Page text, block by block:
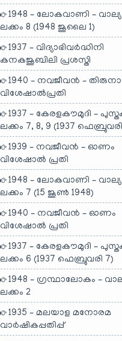
1948 – ലോകവാണി –
ലക്കം 8 (1948 ജൂലൈ 1)
1937 – വിദ്യാഭിവർദ്ധിനി
കനകജൂബിലി പ്രശസ്തി
1940 – നവജീവൻ –
വിശേഷാൽപ്രതി
1937 – കേരളകൗമുദി –
ലക്കം 7, 8, 9 (1937
1939 – നവജീവൻ – ഓണം
വിശേഷാൽ പ്രതി
1948 – ലോകവാണി –
ലക്കം 7 (15 ജൂൺ 1948)
1940 – നവജീവൻ – ഓണം
വിശേഷാൽ പ്രതി
1937 – കേരളകൗമുദി –
ലക്കം 6 (1937 ഫെബ്രുവരി 7)
1948 – ഗ്രന്ഥാലോകം –
ലക്കം 2
1935 – മലയാള മനോരമ
വാർഷികപ്പതിപ്പ്